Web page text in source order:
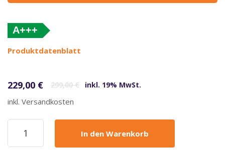
A+++
Produktdatenblatt
299,00€
229,00 € inkl. 19% MwSt.
inkl. Versandkosten
KKT
Kolbe
-
In den Warenkorb